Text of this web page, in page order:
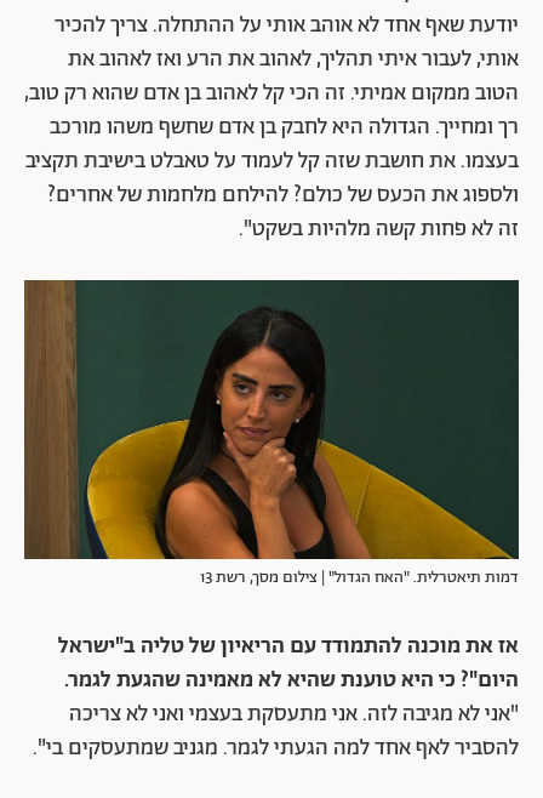
יודעת שאף אחד לא אוהב אותי על ההתחלה. צריך להכיר
אותי, לעבור איתי תהליך, לאהוב את הרע ואז לאהוב את
הטוב ממקום אמיתי. זה הכי קל לאהוב בן אדם שהוא רק טוב,
רך ומחייך. הגדולה היא לחבק בן אדם שחשף משהו מורכב
בעצמו. את חושבת שזה קל לעמוד על טאבלט בישיבת תקציב
ולספוג את הכעס של כולם? להילחם מלחמות של אחרים?
זה לא פחות קשה מלהיות בשקט".
דמות תיאטרלית. "האח הגדול" | צילום מסך, רשת 13
אז את מוכנה להתמודד עם הריאיון של טליה ב"ישראל
היום"? כי היא טוענת שהיא לא מאמינה שהגעת לגמר.
"אני לא מגיבה לזה. אני מתעסקת בעצמי ואני לא צריכה
להסביר לאף אחד למה הגעתי לגמר. מגניב שמתעסקים בי".